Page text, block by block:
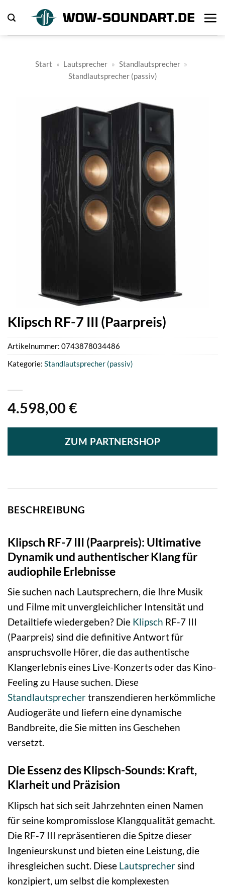
Inhalt
springen
Start » Lautsprecher » Standlautsprecher »
Standlautsprecher (passiv)
Klipsch RF-7 III (Paarpreis)
4.598,00 €
ZUM PARTNERSHOP
Artikelnummer: 0743878034486
Kategorie: Standlautsprecher (passiv)
BESCHREIBUNG
Klipsch RF-7 III (Paarpreis): Ultimative
Dynamik und authentischer Klang für
audiophile Erlebnisse
Sie suchen nach Lautsprechern, die Ihre Musik
und Filme mit unvergleichlicher Intensität und
Detailtiefe wiedergeben? Die Klipsch RF-7 III
(Paarpreis) sind die definitive Antwort für
anspruchsvolle Hörer, die das authentische
Klangerlebnis eines Live-Konzerts oder das Kino-
Feeling zu Hause suchen. Diese
Standlautsprechertranszendieren herkömmliche
Audiogeräte und liefern eine dynamische
Bandbreite, die Sie mitten ins Geschehen
versetzt.
Die Essenz des Klipsch-Sounds: Kraft,
Klarheit und Präzision
Klipsch hat sich seit Jahrzehnten einen Namen
für seine kompromisslose Klangqualität gemacht.
Die RF-7 III repräsentieren die Spitze dieser
Ingenieurskunst und bieten eine Leistung, die
ihresgleichen sucht. Diese Lautsprecher sind
konzipiert, um selbst die komplexesten